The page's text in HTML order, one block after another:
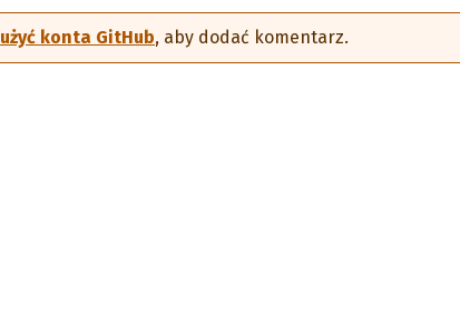
użyć konta GitHub, aby dodać komentarz.